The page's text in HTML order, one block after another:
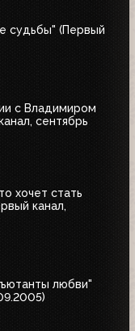
судьбы" (Первый
с Владимиром
сентябрь
хочет стать
канал,
любви"